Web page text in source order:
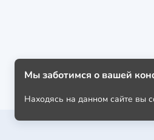
Мы заботимся о вашей
Находясь на данном сайте вы